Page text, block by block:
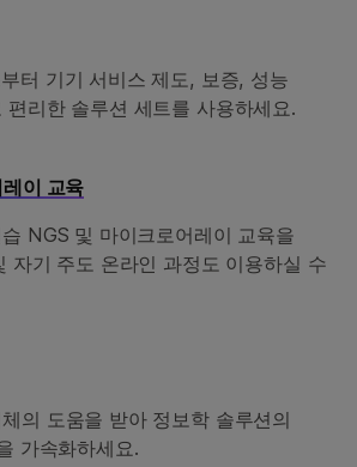
터 기기 서비스 제도, 보증, 성능
편리한 솔루션 세트를 사용하세요.
이 교육
NGS 및 마이크로어레이 교육을
자기 주도 온라인 과정도 이용하실 수
의 도움을 받아 정보학 솔루션의
가속화하세요.